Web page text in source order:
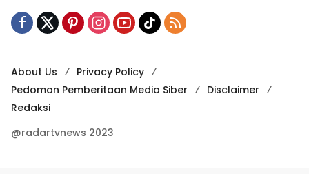
About Us
Privacy Policy
Pedoman Pemberitaan Media Siber
Disclaimer
Redaksi
@radartvnews 2023